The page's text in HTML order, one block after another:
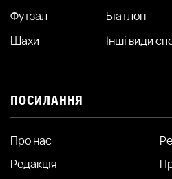
Футзал
Біатлон
Шахи
Інші види
ПОСИЛАННЯ
Про нас
Редакція